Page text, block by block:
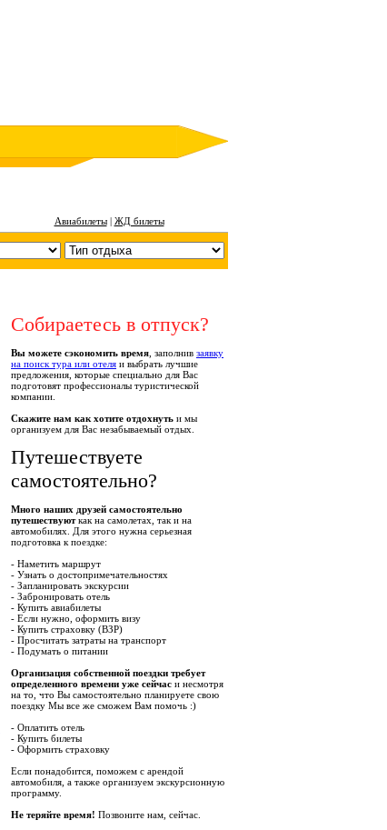
Авиабилеты| ЖД билеты
Собираетесь в отпуск?
Вы можете сэкономить время , заполнив заявку
на поиск тура или отеля и выбрать лучшие
предложения, которые специально для Вас
подготовят профессионалы туристической
компании.
Скажите нам как хотите отдохнуть и мы
организуем для Вас незабываемый отдых.
Путешествуете
самостоятельно?
Много наших друзей самостоятельно
путешествуюткак на самолетах, так и на
автомобилях. Для этого нужна серьезная
подготовка к поездке:
- Наметить маршрут
- Узнать о достопримечательностях
- Запланировать экскурсии
- Забронировать отель
- Купить авиабилеты
- Если нужно, оформить визу
- Купить страховку (ВЗР)
- Просчитать затраты на транспорт
- Подумать о питании
Организация собственной поездки требует
определенного времени уже сейчас и несмотря
на то, что Вы самостоятельно планируете свою
поездку Мы все же сможем Вам помочь :)
- Оплатить отель
- Купить билеты
- Оформить страховку
Если понадобится, поможем с арендой
автомобиля, а также организуем экскурсионную
программу.
Не теряйте время! Позвоните нам, сейчас.